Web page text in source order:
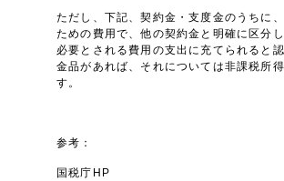
ただし、下記、契約金・支度金のうちに
ための費用で、他の契約金と明確に区分
必要とされる費用の支出に充てられると
金品があれば、それについては非課税所
す。
参考：
国税庁HP